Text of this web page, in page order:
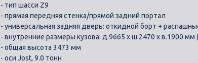
- тип шасси Z9
- прямая передняя стенка/прямой задний портал
- универсальная задняя дверь: откидной борт +
- внутренние размеры кузова: д.9665 х ш.2470 х в.1900
- общая высота 3473 мм
- оси Jost, 9.0 тонн